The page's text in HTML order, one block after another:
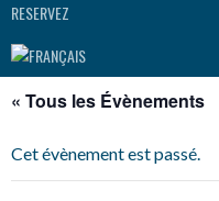
RESERVEZ
« Tous les Évènements
Cet évènement est passé.